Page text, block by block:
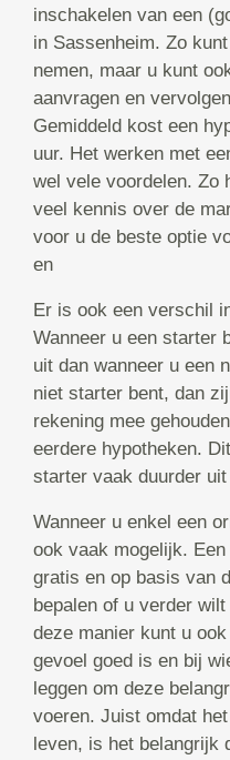
inschakelen van een
in Sassenheim. Zo
nemen, maar u kunt
aanvragen en
Gemiddeld kost een
uur. Het werken met
wel vele voordelen. Zo
veel kennis over de
voor u de beste optie
en
Er is ook een verschil
Wanneer u een starter
uit dan wanneer u een
niet starter bent, dan
rekening mee
eerdere hypotheken.
starter vaak duurder
Wanneer u enkel een
ook vaak mogelijk.
gratis en op basis van
bepalen of u verder
deze manier kunt u
gevoel goed is en bij
leggen om deze
voeren. Juist omdat
leven, is het belangrijk